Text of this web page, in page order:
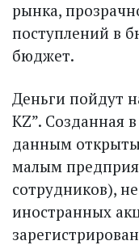
рынка,
поступлений в
бюджет.
Деньги пойдут
KZ”. Созданная
данным
малым
сотрудников),
иностранных